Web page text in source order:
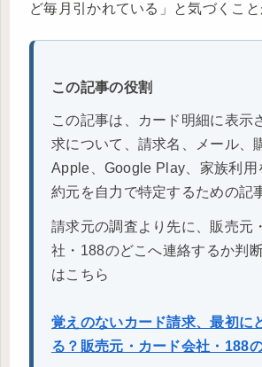
ど毎月引かれている」と気づくこと
この記事の役割
この記事は、カード明細に表示
求について、請求名、メール、
Apple、Google Play、家族利用
約元を自力で特定するための記
請求元の調査より先に、販売元
社・188のどこへ連絡するか判
はこちら
覚えのないカード請求、最初に
る？販売元・カード会社・188